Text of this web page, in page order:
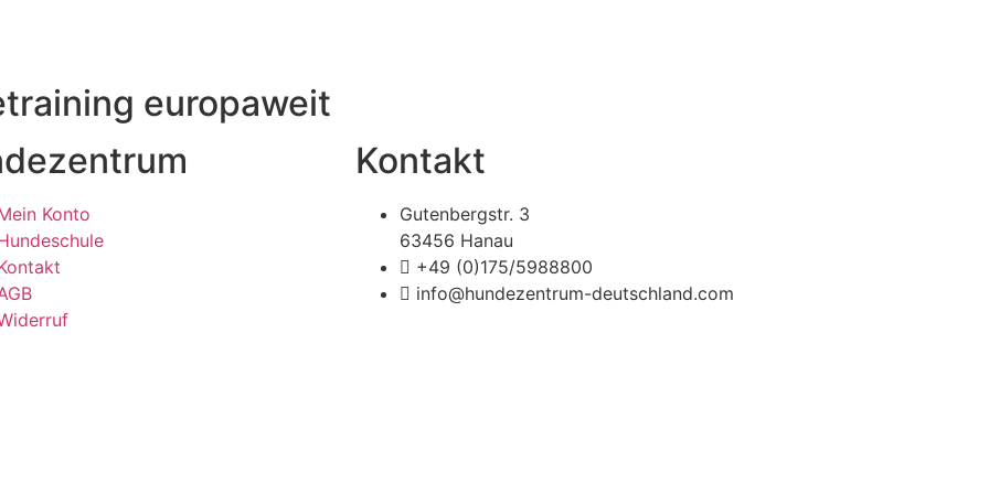
europaweit
Konto
Kontakt
Gutenbergstr. 3
63456 Hanau
+49 (0)175/5988800
info@hundezentrum-deutschland.com